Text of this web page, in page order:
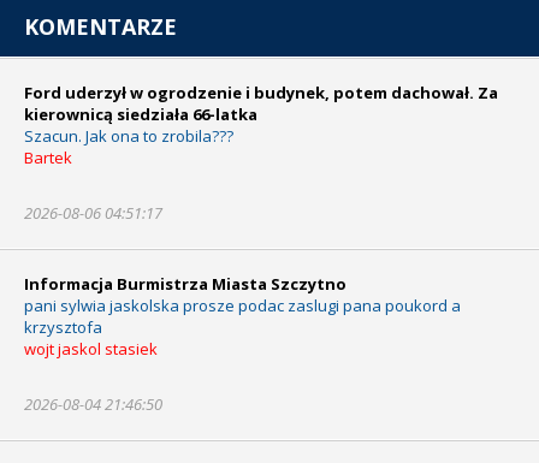
KOMENTARZE
Ford uderzył w ogrodzenie i budynek, potem dachował. Za
kierownicą siedziała 66-latka
Szacun. Jak ona to zrobila???
Bartek
2026-08-06 04:51:17
Informacja Burmistrza Miasta Szczytno
pani sylwia jaskolska prosze podac zaslugi pana poukord a
krzysztofa
wojt jaskol stasiek
2026-08-04 21:46:50